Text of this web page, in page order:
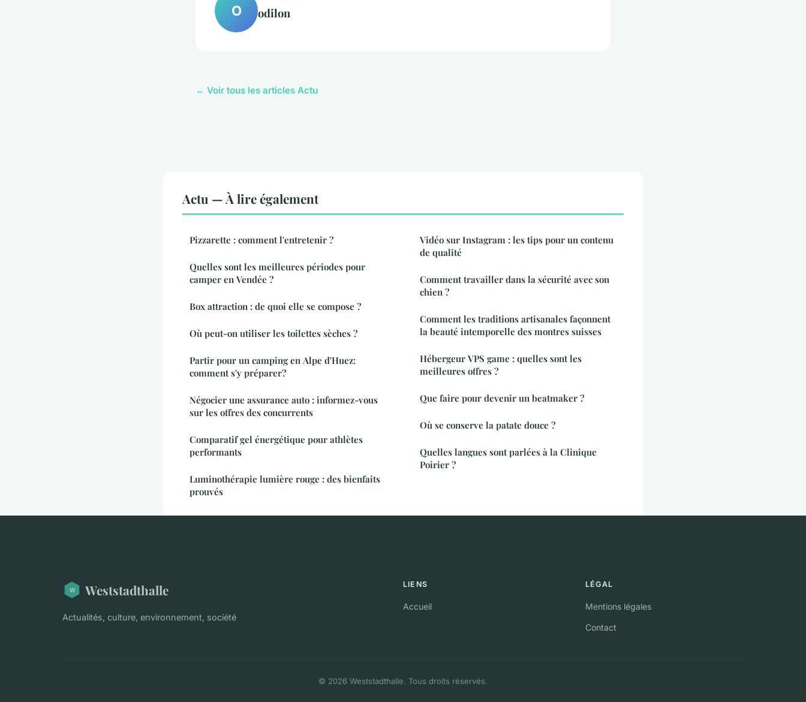
O odilon
← Voir tous les articles Actu
Actu — À lire également
Pizzarette : comment l'entretenir ?
Quelles sont les meilleures périodes pour
camper en Vendée ?
Box attraction : de quoi elle se compose ?
Où peut-on utiliser les toilettes sèches ?
Partir pour un camping en Alpe d'Huez:
comment s'y préparer?
Négocier une assurance auto : informez-vous
sur les offres des concurrents
Comparatif gel énergétique pour athlètes
performants
Luminothérapie lumière rouge : des bienfaits
prouvés
Vidéo sur Instagram : les tips pour un contenu
de qualité
Comment travailler dans la sécurité avec son
chien ?
Comment les traditions artisanales façonnent
la beauté intemporelle des montres suisses
Hébergeur VPS game : quelles sont les
meilleures offres ?
Que faire pour devenir un beatmaker ?
Où se conserve la patate douce ?
Quelles langues sont parlées à la Clinique
Poirier ?
Weststadthalle
Actualités, culture, environnement, société
LIENS
Accueil
LÉGAL
Mentions légales
Contact
© 2026 Weststadthalle. Tous droits réservés.